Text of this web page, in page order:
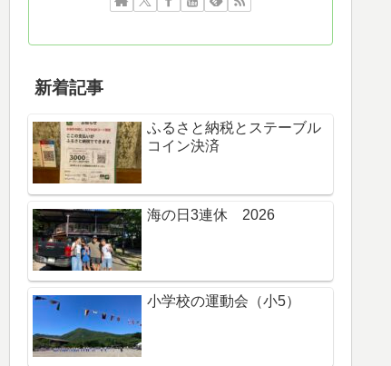
新着記事
ふるさと納税とステーブル
コイン決済
海の日3連休 2026
小学校の運動会（小5）